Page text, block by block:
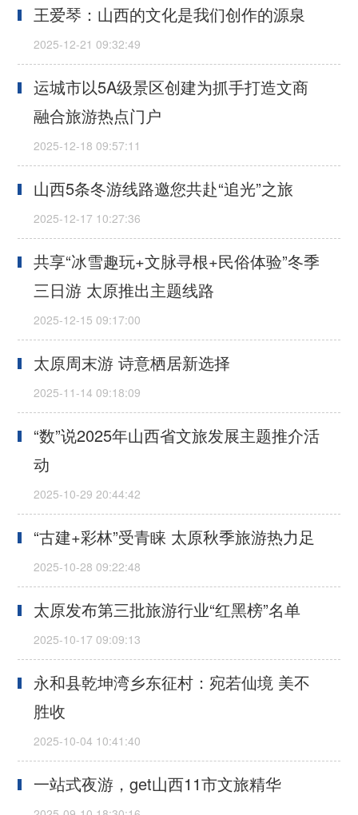
王爱琴：山西的文化是我们创作的源泉
运城市以5A级景区创建为抓手打造文商
融合旅游热点门户
山西5条冬游线路邀您共赴“追光”之旅
共享“冰雪趣玩+文脉寻根+民俗体验”冬季
三日游 太原推出主题线路
太原周末游 诗意栖居新选择
“数”说2025年山西省文旅发展主题推介活
动
“古建+彩林”受青睐 太原秋季旅游热力足
太原发布第三批旅游行业“红黑榜”名单
永和县乾坤湾乡东征村：宛若仙境 美不
胜收
一站式夜游，get山西11市文旅精华